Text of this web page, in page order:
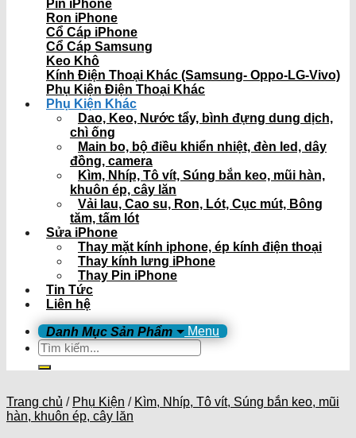
Pin iPhone
Ron iPhone
Cổ Cáp iPhone
Cổ Cáp Samsung
Keo Khô
Kính Điện Thoại Khác (Samsung- Oppo-LG-Vivo)
Phụ Kiện Điện Thoại Khác
Phụ Kiện Khác
Dao, Keo, Nước tẩy, bình đựng dung dịch,
chì ống
Main bo, bộ điều khiển nhiệt, đèn led, dây
đồng, camera
Kìm, Nhíp, Tô vít, Súng bắn keo, mũi hàn,
khuôn ép, cây lăn
Vải lau, Cao su, Ron, Lót, Cục mút, Bông
tăm, tấm lót
Sửa iPhone
Thay mặt kính iphone, ép kính điện thoại
Thay kính lưng iPhone
Thay Pin iPhone
Tin Tức
Liên hệ
Menu
Tìm
kiếm:
Trang chủ / Phụ Kiện / Kìm, Nhíp, Tô vít, Súng bắn keo, mũi
hàn, khuôn ép, cây lăn